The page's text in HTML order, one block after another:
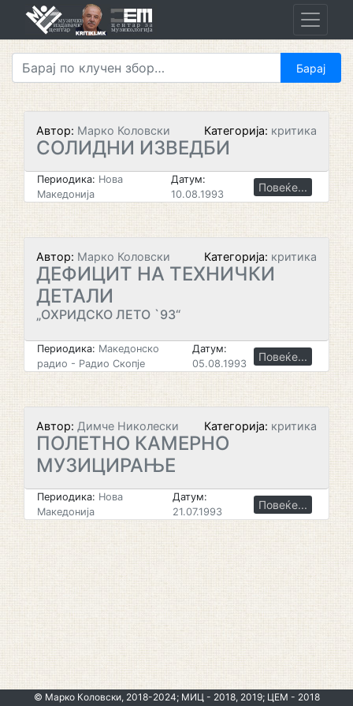
Автор: Марко Коловски Категорија: критика
СОЛИДНИ ИЗВЕДБИ
Периодика: Нова
Македонија
Датум:
10.08.1993
Повеќе...
Автор: Марко Коловски Категорија: критика
ДЕФИЦИТ НА ТЕХНИЧКИ
ДЕТАЛИ
„ОХРИДСКО ЛЕТО `93“
Периодика: Македонско
радио - Радио Скопје
Датум:
05.08.1993
Повеќе...
Автор: Димче Николески Категорија: критика
ПОЛЕТНО КАМЕРНО
МУЗИЦИРАЊЕ
Периодика: Нова
Македонија
Датум:
21.07.1993
Повеќе...
© Марко Коловски, 2018-2024; МИЦ - 2018, 2019; ЦЕМ - 2018